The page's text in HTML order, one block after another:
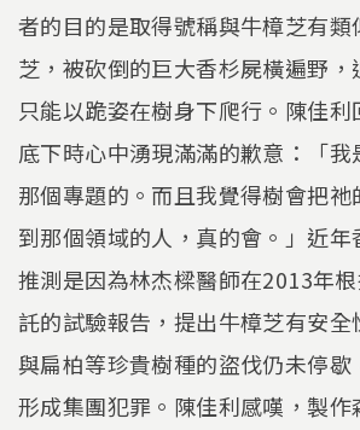
者的目的是取得號稱與牛樟芝有類
芝，被砍倒的巨大香杉屍橫遍野，
只能以跪姿在樹身下爬行。陳佳
底下時心中湧現滿滿的歉意：「我
那個專題的。而且我覺得樹會把
到那個領域的人，真的會。」近年
推測是因為林杰樑醫師在2013年
託的試驗報告，提出牛樟芝有安全
與扁柏等珍貴樹種的盜伐仍未停歇
形成集團犯罪。陳佳利感嘆，製作